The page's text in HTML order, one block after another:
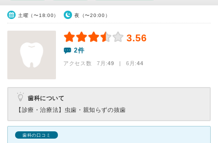
土曜（〜18:00） 夜（〜20:00）
3.56
2件
アクセス数 7月:49 | 6月:44
歯科について
【診療・治療法】 虫歯・親知らずの抜歯
歯科の口コミ